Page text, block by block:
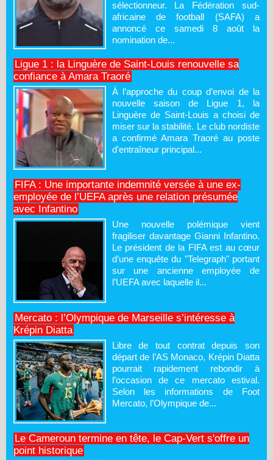
sélectionneur. La Fédération sud-
africaine de football (SAFA) a
annoncé ce samedi 8 août la
nomination de...
Ligue 1 : la Linguère de Saint-Louis renouvelle sa
confiance à Amara Traoré
À l’approche du coup d’envoi de la
nouvelle saison de Ligue 1, la
Linguère de Saint-Louis a choisi de
miser sur la stabilité. Le club nordiste
a confirmé Amara Traoré au poste
d’entraîneur principal...
FIFA : Une importante indemnité versée à une ex-
employée de l’UEFA après une relation présumée
avec Infantino
Une nouvelle polémique vient
fragiliser davantage Gianni Infantino.
Le président de la FIFA est au cœur
d’une enquête du "Telegraph" portant
sur une ancienne employée de
l’UEFA avec laquelle il...
Mercato : l’Olympique de Marseille s’intéresse à
Krépin Diatta
Libre de tout contrat depuis son
départ de l’AS Monaco, Krépin Diatta
pourrait rapidement rebondir à
l’occasion de ce mercato estival.
Selon les informations de Foot
Mercato, l’Olympique de...
Le Cameroun termine en tête, le Cap-Vert s'offre un
point historique